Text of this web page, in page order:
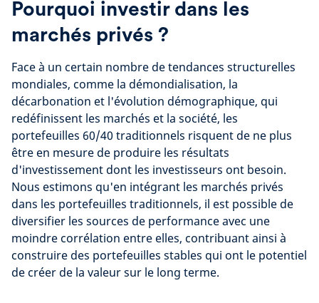
Pourquoi investir dans les
marchés privés ?
Face à un certain nombre de tendances structurelles
mondiales, comme la démondialisation, la
décarbonation et l'évolution démographique, qui
redéfinissent les marchés et la société, les
portefeuilles 60/40 traditionnels risquent de ne plus
être en mesure de produire les résultats
d'investissement dont les investisseurs ont besoin.
Nous estimons qu'en intégrant les marchés privés
dans les portefeuilles traditionnels, il est possible de
diversifier les sources de performance avec une
moindre corrélation entre elles, contribuant ainsi à
construire des portefeuilles stables qui ont le potentiel
de créer de la valeur sur le long terme.